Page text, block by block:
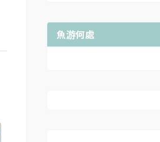
魚游何處